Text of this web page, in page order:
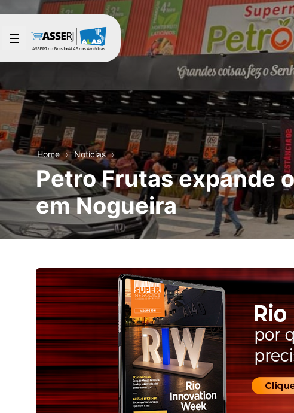
Pular para o Conteúdo principal
Home Notícias
Petro Frutas expande
em Nogueira